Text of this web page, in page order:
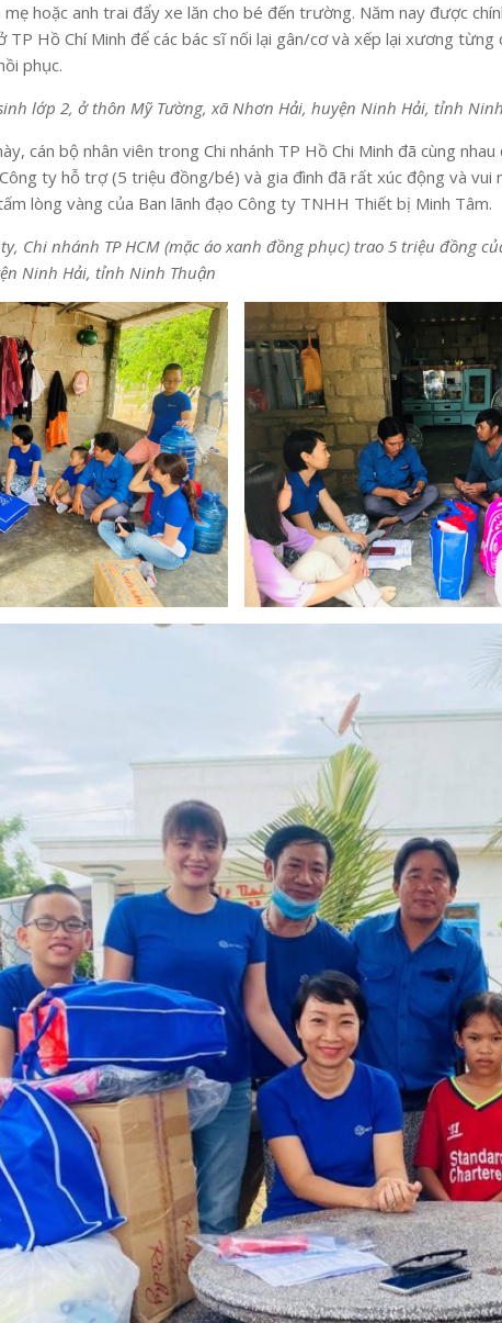
hoặc anh trai đẩy xe lăn cho bé đến trường. Năm nay được
TP Hồ Chí Minh để các bác sĩ nối lại gân/cơ và xếp lại xương từng
phục.
lớp 2, ở thôn Mỹ Tường, xã Nhơn Hải, huyện Ninh Hải, tỉnh
cán bộ nhân viên trong Chi nhánh TP Hồ Chi Minh đã cùng
ty hỗ trợ (5 triệu đồng/bé) và gia đình đã rất xúc động và
lòng vàng của Ban lãnh đạo Công ty TNHH Thiết bị Minh Tâm.
Chi nhánh TP HCM (mặc áo xanh đồng phục) trao 5 triệu đồng
Ninh Hải, tỉnh Ninh Thuận